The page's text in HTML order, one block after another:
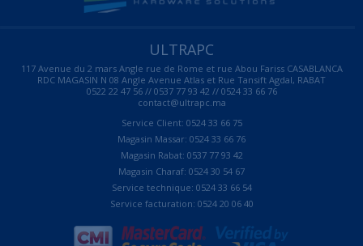
ULTRAPC
117 Avenue du 2 mars Angle rue de Rome et rue Abou Fariss CASABLANCA
RDC MAGASIN N 08 Angle Avenue Atlas et Rue Tansift Agdal, RABAT
0522 22 47 56 // 0537 77 93 42 // 0524 33 66 76
contact@ultrapc.ma
Service Client: 0524 33 66 75
Magasin Massar: 0524 33 66 76
Magasin Rabat: 0537 77 93 42
Magasin Charaf: 0524 30 54 67
Service technique: 0524 33 66 54
Service facturation: 0524 20 06 40